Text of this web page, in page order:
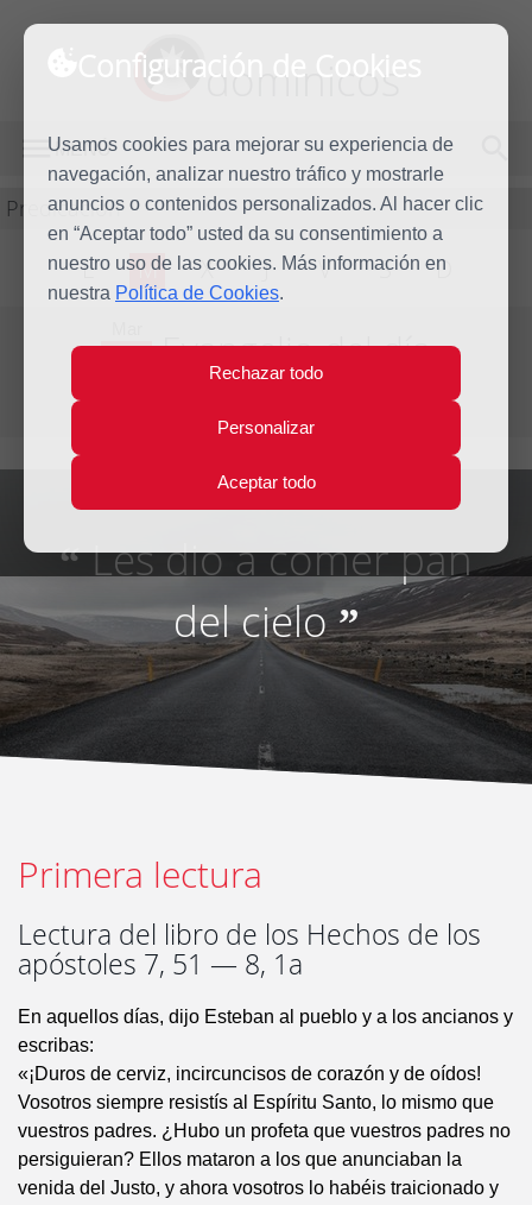
Configuración de Cookies
Usamos cookies para mejorar su experiencia de
navegación, analizar nuestro tráfico y mostrarle
anuncios o contenidos personalizados. Al hacer clic
en “Aceptar todo” usted da su consentimiento a
nuestro uso de las cookies. Más información en
nuestra Política de Cookies.
Rechazar todo
Personalizar
Aceptar todo
dominicos
MENÚ
Predicación
L M X J V S D
6 Evangelio del día
“Les dio a comer pan
del cielo”
Primera lectura
Lectura del libro de los Hechos de los
apóstoles 7, 51 — 8, 1a
En aquellos días, dijo Esteban al pueblo y a los ancianos y
escribas:
«¡Duros de cerviz, incircuncisos de corazón y de oídos!
Vosotros siempre resistís al Espíritu Santo, lo mismo que
vuestros padres. ¿Hubo un profeta que vuestros padres no
persiguieran? Ellos mataron a los que anunciaban la
venida del Justo, y ahora vosotros lo habéis traicionado y